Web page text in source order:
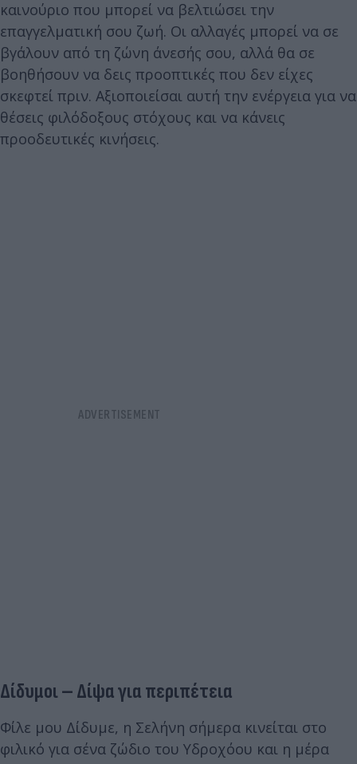
καινούριο που μπορεί να βελτιώσει την
επαγγελματική σου ζωή. Οι αλλαγές μπορεί να σε
βγάλουν από τη ζώνη άνεσής σου, αλλά θα σε
βοηθήσουν να δεις προοπτικές που δεν είχες
σκεφτεί πριν. Αξιοποιείσαι αυτή την ενέργεια για να
θέσεις φιλόδοξους στόχους και να κάνεις
προοδευτικές κινήσεις.
Δίδυμοι – Δίψα για περιπέτεια
Φίλε μου Δίδυμε, η Σελήνη σήμερα κινείται στο
φιλικό για σένα ζώδιο του Υδροχόου και η μέρα